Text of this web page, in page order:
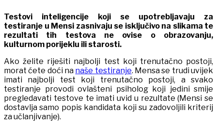
Testovi inteligencije koji se upotrebljavaju za
testiranje u Mensi zasnivaju se isključivo na slikama te
rezultati tih testova ne ovise o obrazovanju,
kulturnom porijeklu ili starosti.
Ako želite riješiti najbolji test koji trenutačno postoji,
morat ćete doći na naše testiranje. Mensa se trudi uvijek
imati najbolji test koji trenutačno postoji, a svako
testiranje provodi ovlašteni psiholog koji jedini smije
pregledavati testove te imati uvid u rezultate (Mensi se
dostavlja samo popis kandidata koji su zadovoljili kriterij
za učlanjivanje).